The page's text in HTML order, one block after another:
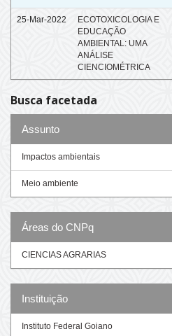
25-Mar-2022
ECOTOXICOLOGIA E
EDUCAÇÃO
AMBIENTAL: UMA
ANÁLISE
CIENCIOMÉTRICA
Busca facetada
Assunto
Impactos ambientais
Meio ambiente
Áreas do CNPq
CIENCIAS AGRARIAS
Instituição
Instituto Federal Goiano